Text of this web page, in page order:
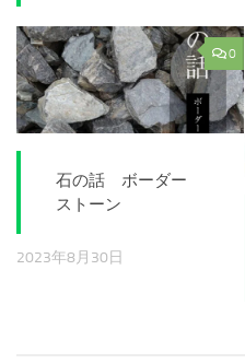
0
石の話 ボーダー
ストーン
2023年8月30日